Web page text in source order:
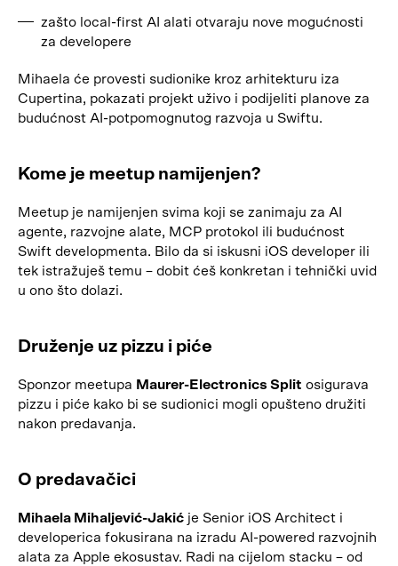
zašto local-first AI alati otvaraju nove mogućnosti
za developere
Mihaela će provesti sudionike kroz arhitekturu iza
Cupertina, pokazati projekt uživo i podijeliti planove za
budućnost AI-potpomognutog razvoja u Swiftu.
Kome je meetup namijenjen?
Meetup je namijenjen svima koji se zanimaju za AI
agente, razvojne alate, MCP protokol ili budućnost
Swift developmenta. Bilo da si iskusni iOS developer ili
tek istražuješ temu – dobit ćeš konkretan i tehnički uvid
u ono što dolazi.
Druženje uz pizzu i piće
Sponzor meetupa Maurer-Electronics Split osigurava
pizzu i piće kako bi se sudionici mogli opušteno družiti
nakon predavanja.
O predavačici
Mihaela Mihaljević-Jakić je Senior iOS Architect i
developerica fokusirana na izradu AI-powered razvojnih
alata za Apple ekosustav. Radi na cijelom stacku – od